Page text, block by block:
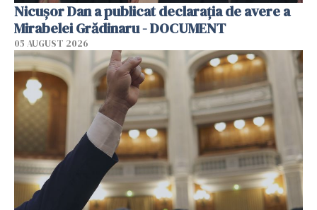
Nicușor Dan a publicat declarația de avere a
Mirabelei Grădinaru - DOCUMENT
05 AUGUST 2026